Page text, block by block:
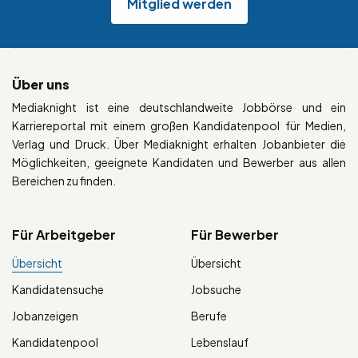
Mitglied werden
Über uns
Mediaknight ist eine deutschlandweite Jobbörse und ein
Karriereportal mit einem großen Kandidatenpool für Medien,
Verlag und Druck. Über Mediaknight erhalten Jobanbieter die
Möglichkeiten, geeignete Kandidaten und Bewerber aus allen
Bereichen zu finden.
Für Arbeitgeber
Übersicht
Kandidatensuche
Jobanzeigen
Kandidatenpool
Für Bewerber
Übersicht
Jobsuche
Berufe
Lebenslauf